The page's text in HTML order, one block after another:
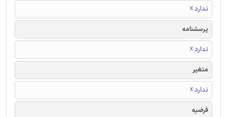
ندارد ☓
پرسشنامه
ندارد ☓
متغیر
ندارد ☓
فرضیه